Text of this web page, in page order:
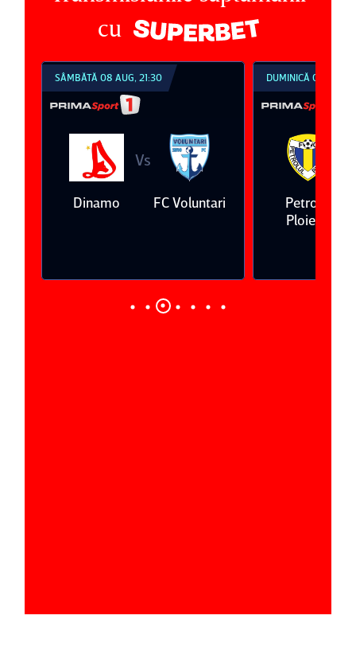
cu
SÂMBĂTĂ 08 AUG, 21:30
Dinamo
Vs
FC Voluntari
DUMINICĂ 09 AUG,
Petrolul
Ploieşti